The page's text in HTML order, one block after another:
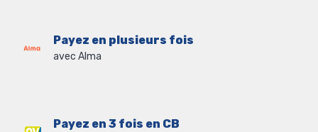
Payez en plusieurs fois
avec Alma
Payez en 3 fois en CB